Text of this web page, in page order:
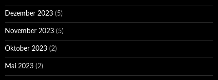
Dezember 2023 (5)
November 2023 (5)
Oktober 2023 (2)
Mai 2023 (2)